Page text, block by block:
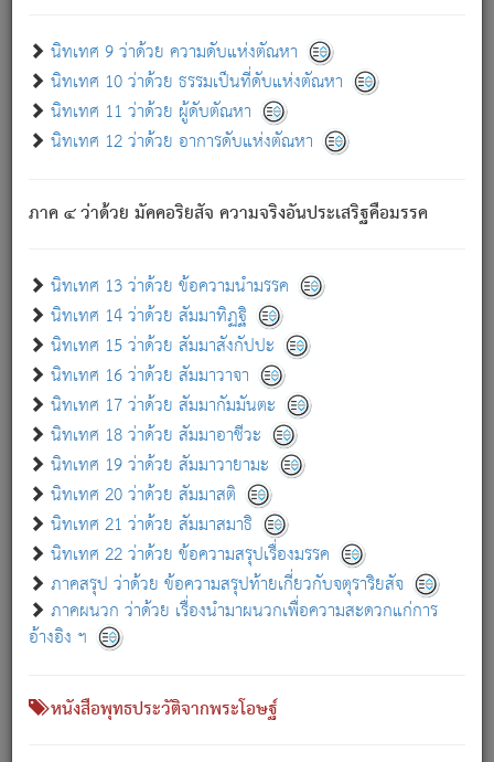
นิทเทศ 9 ว่าด้วย ความดับแห่งตัณหา
นิทเทศ 10 ว่าด้วย ธรรมเป็นที่ดับแห่งตัณหา
นิทเทศ 11 ว่าด้วย ผู้ดับตัณหา
นิทเทศ 12 ว่าด้วย อาการดับแห่งตัณหา
ภาค ๔ ว่าด้วย มัคคอริยสัจ ความจริงอันประเสริฐคือมรรค
นิทเทศ 13 ว่าด้วย ข้อความนำมรรค
นิทเทศ 14 ว่าด้วย สัมมาทิฏฐิ
นิทเทศ 15 ว่าด้วย สัมมาสังกัปปะ
นิทเทศ 16 ว่าด้วย สัมมาวาจา
นิทเทศ 17 ว่าด้วย สัมมากัมมันตะ
นิทเทศ 18 ว่าด้วย สัมมาอาชีวะ
นิทเทศ 19 ว่าด้วย สัมมาวายามะ
นิทเทศ 20 ว่าด้วย สัมมาสติ
นิทเทศ 21 ว่าด้วย สัมมาสมาธิ
นิทเทศ 22 ว่าด้วย ข้อความสรุปเรื่องมรรค
ภาคสรุป ว่าด้วย ข้อความสรุปท้ายเกี่ยวกับจตุราริยสัจ
ภาคผนวก ว่าด้วย เรื่องนำมาผนวกเพื่อความสะดวกแก่การ
อ้างอิง ฯ
หนังสือพุทธประวัติจากพระโอษฐ์
- อุ.ขุ. ๒๕/๑๒๑/๘๔.
(ข้อความนี้ เป็นพระพุทธอุทานที่ทรงเปล่งออก ที่โคนต้นโพธิ์
เป็นที่ตรัสรู้ เมื่อตรัสรู้แล้วได้ 7 วัน)
เกี่ยวกับธรรมโฆษณ์ออนไลน์ (Disclaimer)
แม้ระบบ "ธรรมโฆษณ์ออนไลน์" พยายามปรับปรุงข้อมูลให้ถูกต้องมากที่สุด
ผู้ศึกษาก็พึงตรวจสอบกับตัวเล่มหนังสือต้นฉบับ ที่มีการพิมพ์ครั้งล่าสุด
ก่อนนำข้อมูลไปใช้ในการอ้างอิง"
เกี่ยวกับอัตถจารี|เกี่ยวกับการพัฒนา|แจ้งข้อผิดพลาด / แนะนำ
หนังสือที่เกี่ยวข้อง